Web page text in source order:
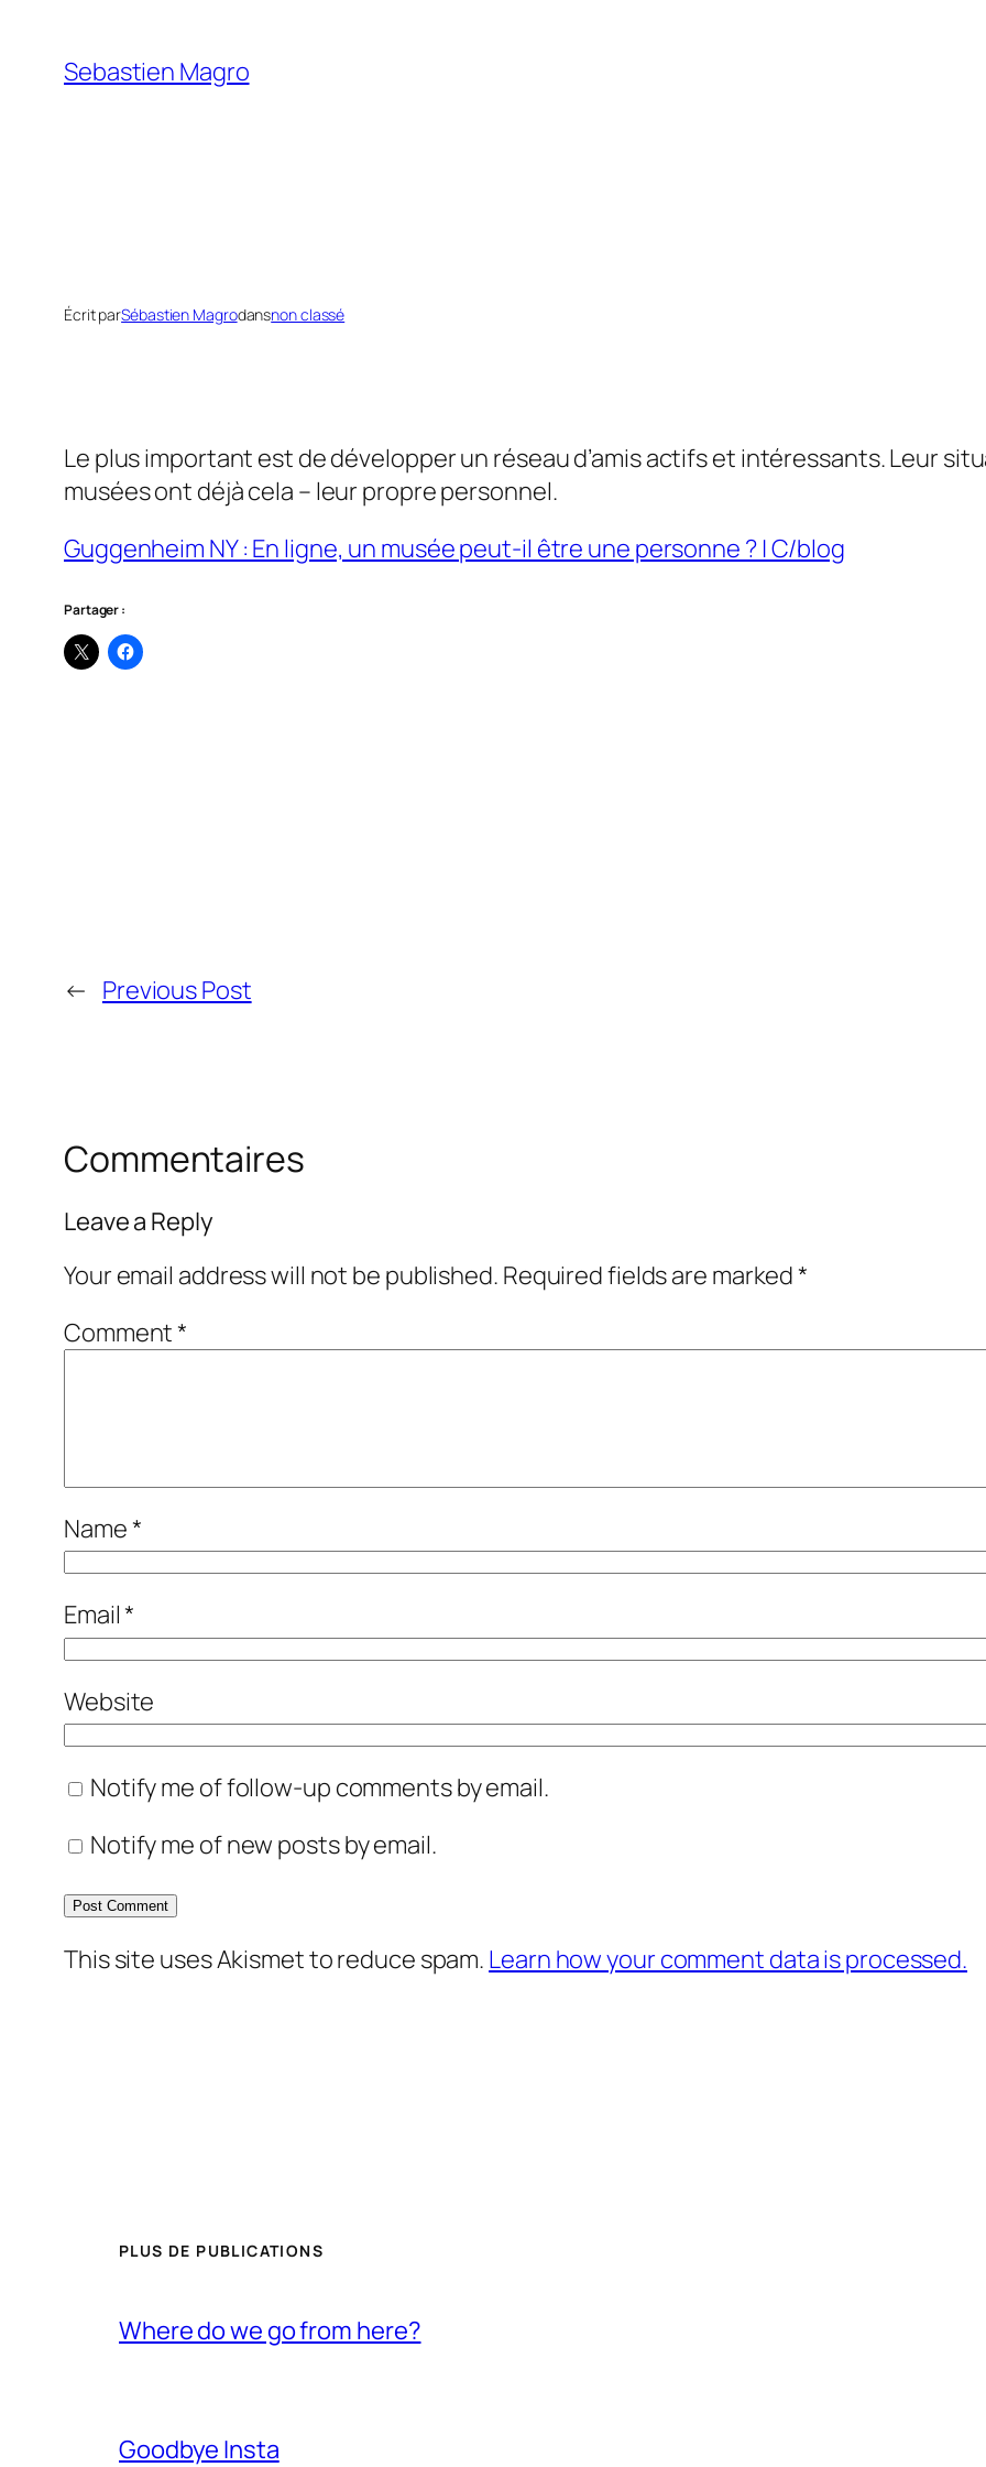
content
Sebastien Magro
Écrit parSébastien Magrodansnon classé
Le plus important est de développer un réseau d’amis actifs et intéressants. Leur
musées ont déjà cela – leur propre personnel.
Guggenheim NY : En ligne, un musée peut-il être une personne ? | C/blog
Partager :
← Previous Post
Commentaires
Leave a Reply
Your email address will not be published. Required fields are marked*
Comment*
Name*
Email*
Website
Notify me of follow-up comments by email.
Notify me of new posts by email.
This site uses Akismet to reduce spam. Learn how your comment data is processed.
PLUS DE PUBLICATIONS
Where do we go from here?
Goodbye Insta